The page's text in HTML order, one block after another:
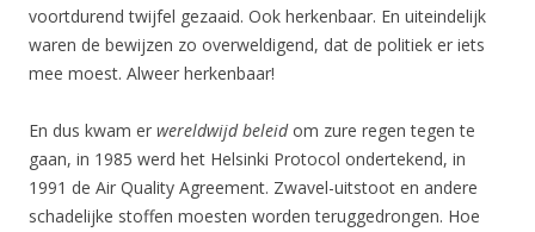
voortdurend twijfel gezaaid. Ook herkenbaar. En uiteindelijk
waren de bewijzen zo overweldigend, dat de politiek er iets
mee moest. Alweer herkenbaar!
En dus kwam er wereldwijd beleidom zure regen tegen te
gaan, in 1985 werd het Helsinki Protocol ondertekend, in
1991 de Air Quality Agreement. Zwavel-uitstoot en andere
schadelijke stoffen moesten worden teruggedrongen. Hoe